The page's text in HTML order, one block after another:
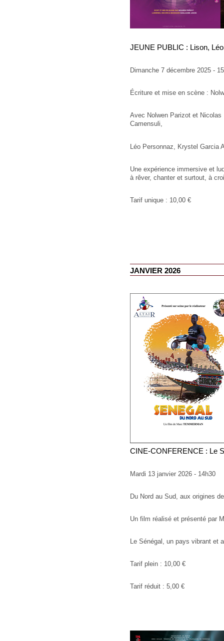
JEUNE PUBLIC : Lison,
Dimanche 7 décembre 2025 -
Écriture et mise en scène :
Avec Nolwen Parizot et
Camensuli,
Léo Personnaz, Krystel Garcia
Une expérience immersive et
à rêver, chanter et surtout, à
Tarif unique : 10,00 €
JANVIER 2026
CINE-CONFERENCE : Le
Mardi 13 janvier 2026 - 14h30
Du Nord au Sud, aux origines
Un film réalisé et présenté par
Le Sénégal, un pays vibrant
Tarif plein : 10,00 €
Tarif réduit : 5,00 €